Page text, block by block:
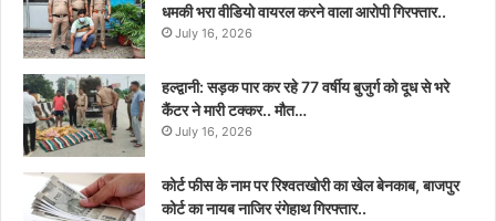
धमकी भरा वीडियो वायरल करने वाला आरोपी गिरफ्तार..
July 16, 2026
हल्द्वानी: सड़क पार कर रहे 77 वर्षीय बुजुर्ग को दूध से भरे
कैंटर ने मारी टक्कर.. मौत…
July 16, 2026
कोर्ट फीस के नाम पर रिश्वतखोरी का खेल बेनकाब, बाजपुर
कोर्ट का नायब नाजिर रंगेहाथ गिरफ्तार..